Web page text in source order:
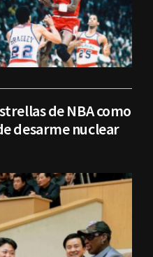
de NBA como
desarme nuclear